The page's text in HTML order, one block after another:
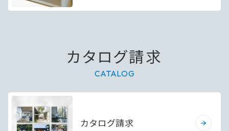
カタログ請求
CATALOG
カタログ請求